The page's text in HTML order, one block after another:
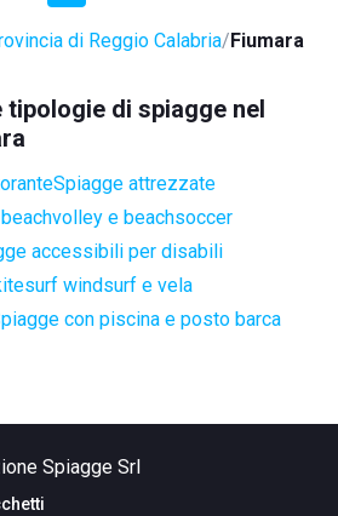
di Reggio Calabria Fiumara
di spiagge nel
Spiagge attrezzate
e beachsoccer
accessibili per disabili
windsurf e vela
con piscina e posto barca
Spiagge Srl